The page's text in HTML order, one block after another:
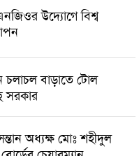
উদ্যোগে বিশ্ব
চলাচল বাড়াতে টোল
সরকার
অধ্যক্ষ মোঃ শহীদুল